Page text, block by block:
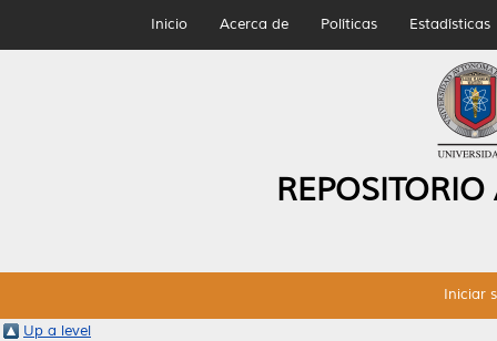
Inicio Acerca de Políticas Estadísticas
Iniciar
Up a level